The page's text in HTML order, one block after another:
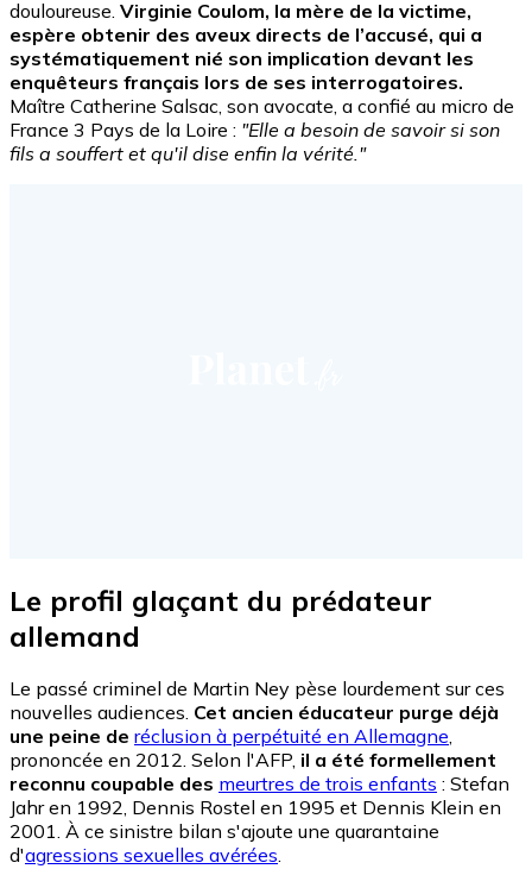
douloureuse. Virginie Coulom, la mère de la victime,
espère obtenir des aveux directs de l’accusé, qui a
systématiquement nié son implication devant les
enquêteurs français lors de ses interrogatoires.
Maître Catherine Salsac, son avocate, a confié au micro de
France 3 Pays de la Loire : "Elle a besoin de savoir si son
fils a souffert et qu'il dise enfin la vérité."
Le profil glaçant du prédateur
allemand
Le passé criminel de Martin Ney pèse lourdement sur ces
nouvelles audiences. Cet ancien éducateur purge déjà
une peine de réclusion à perpétuité en Allemagne,
prononcée en 2012. Selon l'AFP, il a été formellement
reconnu coupable des meurtres de trois enfants : Stefan
Jahr en 1992, Dennis Rostel en 1995 et Dennis Klein en
2001. À ce sinistre bilan s'ajoute une quarantaine
d'agressions sexuelles avérées.